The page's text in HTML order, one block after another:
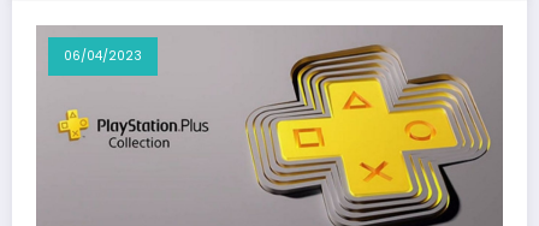
06/04/2023